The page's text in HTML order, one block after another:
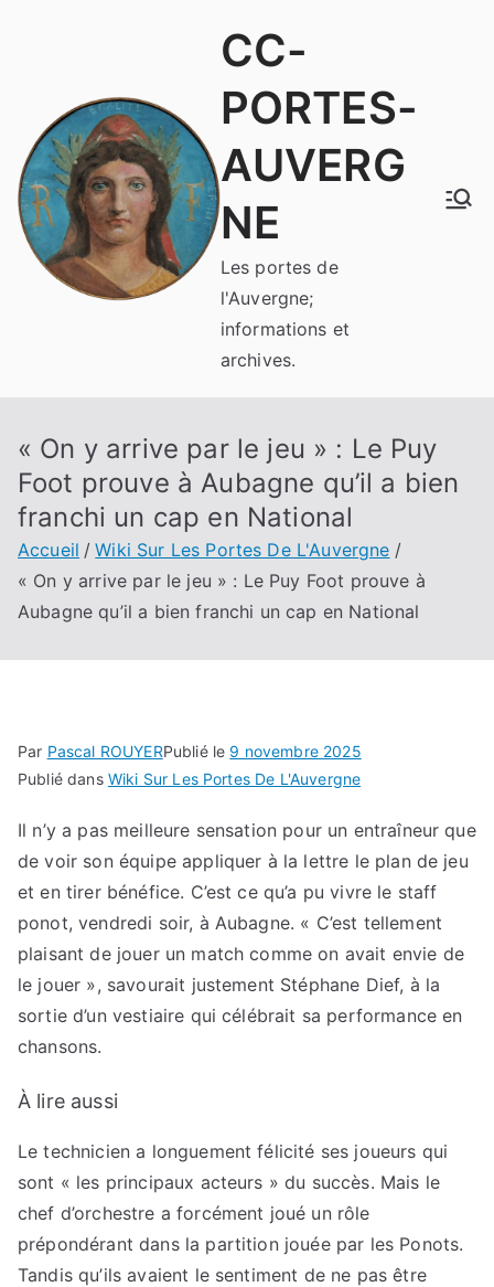
CC-
PORTES-
AUVERG
NE
Les portes de
l'Auvergne;
informations et
archives.
« On y arrive par le jeu » : Le Puy
Foot prouve à Aubagne qu’il a bien
franchi un cap en National
Accueil
Wiki Sur Les Portes De L'Auvergne
« On y arrive par le jeu » : Le Puy Foot prouve à
Aubagne qu’il a bien franchi un cap en National
Par Pascal ROUYERPublié le 9 novembre 2025
Publié dans Wiki Sur Les Portes De L'Auvergne
Il n’y a pas meilleure sensation pour un entraîneur que
de voir son équipe appliquer à la lettre le plan de jeu
et en tirer bénéfice. C’est ce qu’a pu vivre le staff
ponot, vendredi soir, à Aubagne. « C’est tellement
plaisant de jouer un match comme on avait envie de
le jouer », savourait justement Stéphane Dief, à la
sortie d’un vestiaire qui célébrait sa performance en
chansons.
À lire aussi
Le technicien a longuement félicité ses joueurs qui
sont « les principaux acteurs » du succès. Mais le
chef d’orchestre a forcément joué un rôle
prépondérant dans la partition jouée par les Ponots.
Tandis qu’ils avaient le sentiment de ne pas être